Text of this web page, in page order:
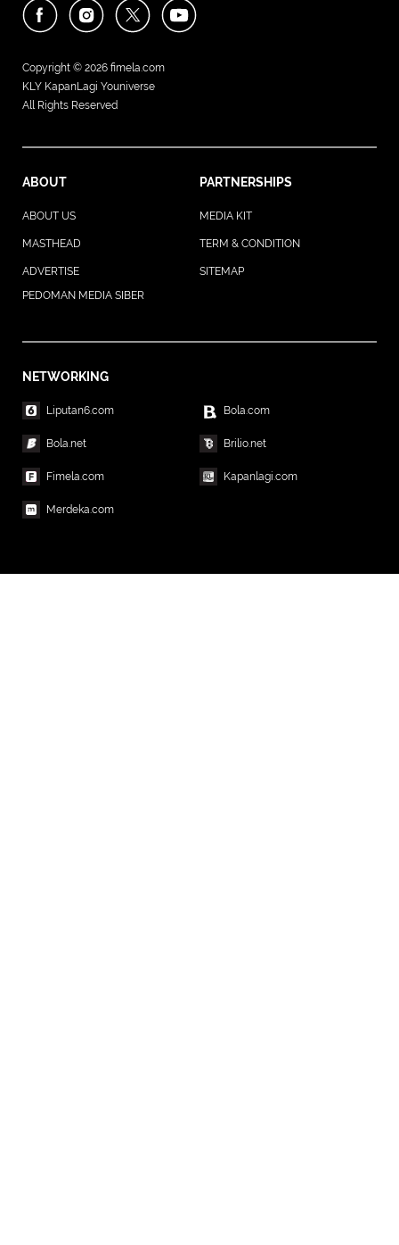
Copyright © 2026 fimela.com
KLY KapanLagi Youniverse
All Rights Reserved
ABOUT PARTNERSHIPS
ABOUT US MEDIA KIT
MASTHEAD TERM & CONDITION
ADVERTISE
SITEMAP
PEDOMAN MEDIA SIBER
NETWORKING
Liputan6.com Bola.com
Bola.net Brilio.net
Fimela.com Kapanlagi.com
Merdeka.com